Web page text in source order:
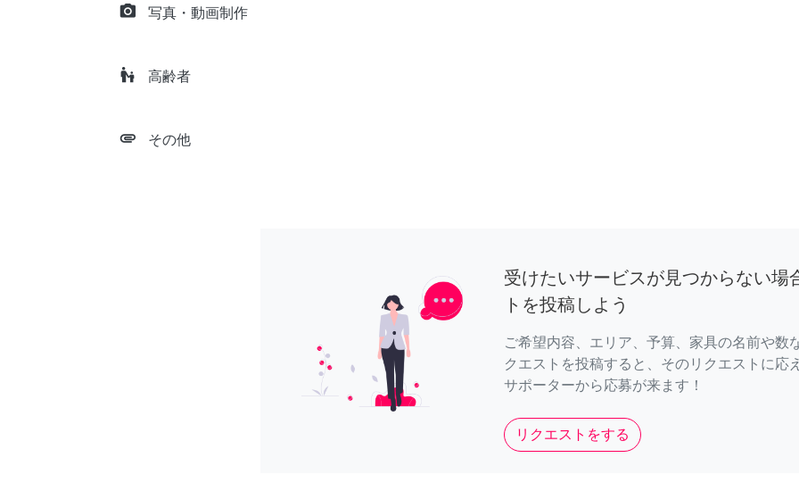
camera_alt 写真・動画制作
escalator_warning 高齢者
attachment その他
受けたいサービスが見つからない場
トを投稿しよう
ご希望内容、エリア、予算、家具の名前や数
クエストを投稿すると、そのリクエストに応
サポーターから応募が来ます！
リクエストをする